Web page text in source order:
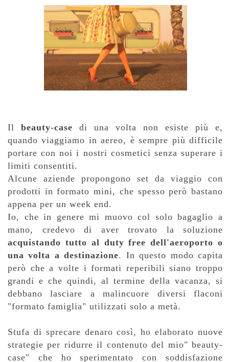
Il beauty-case di una volta non esiste più e,
quando viaggiamo in aereo, è sempre più difficile
portare con noi i nostri cosmetici senza superare i
limiti consentiti.
Alcune aziende propongono set da viaggio con
prodotti in formato mini, che spesso però bastano
appena per un week end.
Io, che in genere mi muovo col solo bagaglio a
mano, credevo di aver trovato la soluzione
acquistando tutto al duty free dell'aeroporto o
una volta a destinazione. In questo modo capita
però che a volte i formati reperibili siano troppo
grandi e che quindi, al termine della vacanza, si
debbano lasciare a malincuore diversi flaconi
"formato famiglia" utilizzati solo a metà.
Stufa di sprecare denaro così, ho elaborato nuove
strategie per ridurre il contenuto del mio" beauty-
case" che ho sperimentato con soddisfazione